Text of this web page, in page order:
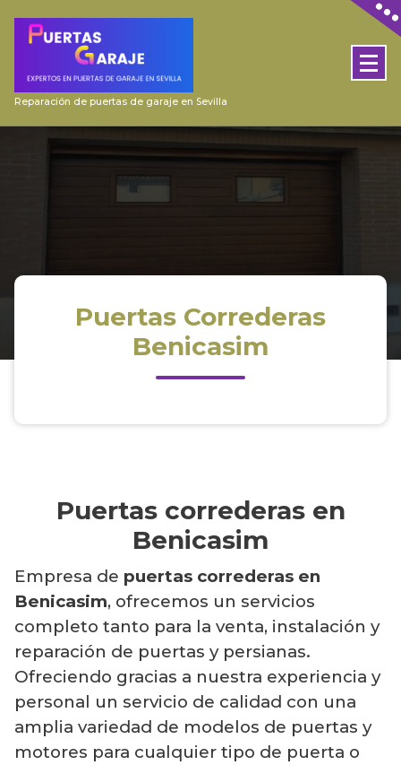
Reparación de puertas de garaje en Sevilla
Puertas Correderas
Benicasim
Puertas correderas en
Benicasim
Empresa de puertas correderas en
Benicasim, ofrecemos un servicios
completo tanto para la venta, instalación y
reparación de puertas y persianas.
Ofreciendo gracias a nuestra experiencia y
personal un servicio de calidad con una
amplia variedad de modelos de puertas y
motores para cualquier tipo de puerta o